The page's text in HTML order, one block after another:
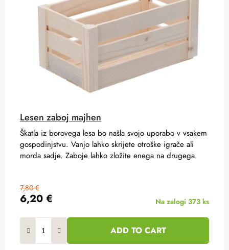
Lesen zaboj majhen
6,20 €
7,80 €
Na zalogi 373 ks
ADD TO CART
Škatla iz borovega lesa bo našla svojo uporabo v vsakem
gospodinjstvu. Vanjo lahko skrijete otroške igrače ali
morda sadje. Zaboje lahko zložite enega na drugega.